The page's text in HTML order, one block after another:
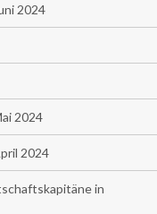
2024
2024
2024
in